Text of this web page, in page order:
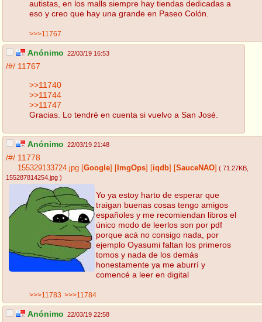
autistas, en los malls siempre hay tiendas dedicadas a
eso y creo que hay una grande en Paseo Colón.
>>>11767
Anónimo 22/03/19 16:53
/#/ 11767
>>11740
>>11744
>>11747
Gracias. Lo tendré en cuenta si vuelvo a San José.
Anónimo 22/03/19 21:48
/#/ 11778
155329133724.jpg Google ImgOps iqdb SauceNAO ( 71.27KB
155287814254.jpg )
Yo ya estoy harto de esperar que
traigan buenas cosas tengo amigos
españoles y me recomiendan libros el
único modo de leerlos son por pdf
porque acá no consigo nada, por
ejemplo Oyasumi faltan los primeros
tomos y nada de los demás
honestamente ya me aburrí y
comencé a leer en digital
>>>11783 >>>11784
Anónimo 22/03/19 22:58